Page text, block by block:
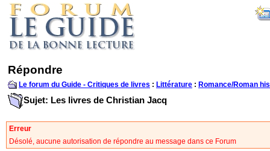
Répondre
Le forum du Guide - Critiques de livres : Littérature : Romance/Roman
Sujet: Les livres de Christian Jacq
Erreur
Désolé, aucune autorisation de répondre au message dans ce Forum